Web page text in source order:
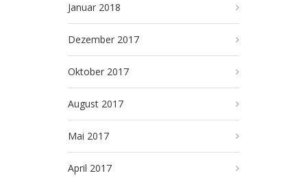
Januar 2018
Dezember 2017
Oktober 2017
August 2017
Mai 2017
April 2017